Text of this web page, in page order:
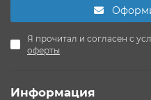
Я прочитал и согласен с
оферты
Информация